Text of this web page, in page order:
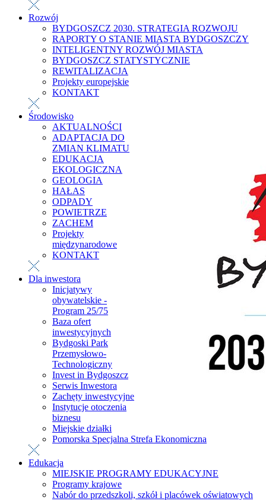
Rozwój
BYDGOSZCZ 2030. STRATEGIA ROZWOJU
RAPORTY O STANIE MIASTA BYDGOSZCZY
INTELIGENTNY ROZWÓJ MIASTA
BYDGOSZCZ STATYSTYCZNIE
REWITALIZACJA
Projekty europejskie
KONTAKT
Środowisko
AKTUALNOŚCI
ADAPTACJA DO
ZMIAN KLIMATU
EDUKACJA
EKOLOGICZNA
GEOLOGIA
HAŁAS
ODPADY
POWIETRZE
ZACHEM
Projekty
międzynarodowe
KONTAKT
Dla inwestora
Inicjatywy
obywatelskie -
Program 25/75
Baza ofert
inwestycyjnych
Bydgoski Park
Przemysłowo-
Technologiczny
Invest in Bydgoszcz
Serwis Inwestora
Zachęty inwestycyjne
Instytucje otoczenia
biznesu
Miejskie działki
Pomorska Specjalna Strefa Ekonomiczna
Edukacja
MIEJSKIE PROGRAMY EDUKACYJNE
Programy krajowe
Nabór do przedszkoli, szkół i placówek oświatowych